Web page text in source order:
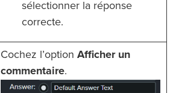
sélectionner la réponse
correcte.
Cochez l’option Afficher un
commentaire.